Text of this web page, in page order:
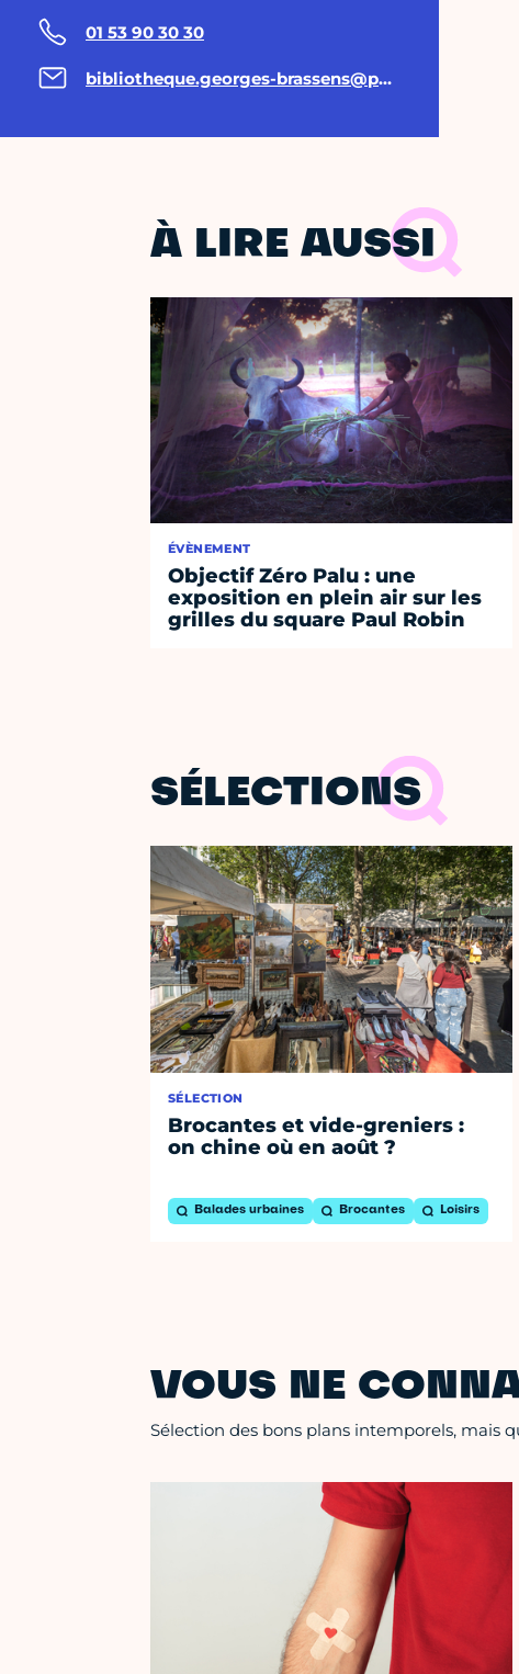
01 53 90 30 30
bibliotheque.georges-brassens@paris.fr
À LIRE AUSSI
ÉVÈNEMENT
Objectif Zéro Palu : une
exposition en plein air sur les
grilles du square Paul Robin
SÉLECTIONS
SÉLECTION
Brocantes et vide-greniers :
on chine où en août ?
Balades urbaines Brocantes Loisirs
VOUS NE
Sélection des bons plans intemporels, mais